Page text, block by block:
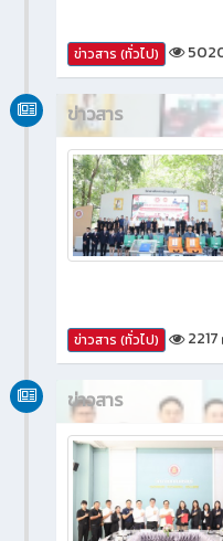
ข่าวสาร (ทั่วไป) 5020
ข่าวสาร
ข่าวสาร (ทั่วไป) 2217